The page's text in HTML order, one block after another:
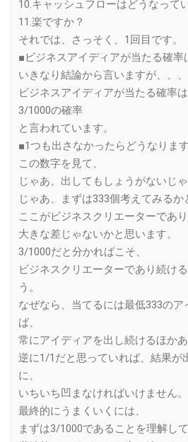
10.キャッシュフローはどうなって
11.楽ですか？
それでは、さっそく、1回目です。
■ビジネスアイディアが当たる確率
いきなり結論から言いますが、、、
ビジネスアイディアが当たる確率は
3/1000の確率
と言われています。
■1つも出さなかったらどうなりま
この数字を見て、
じゃあ、出してもしょうがないじ
じゃあ、まずは333個考えてみるか
ここがビジネスクリエーターであ
大きな差じゃないかと思います。
3/1000だと分かればこそ、
ビジネスクリエーターであり続け
う。
なぜなら、当てるには最低333の
ば、
常にアイディアを出し続けるほかあ
逆に1/1だと思っていれば、結果が
に、
いちいち凹まなければいけません。
最終的にうまくいくには、
まずは3/1000であることを理解して